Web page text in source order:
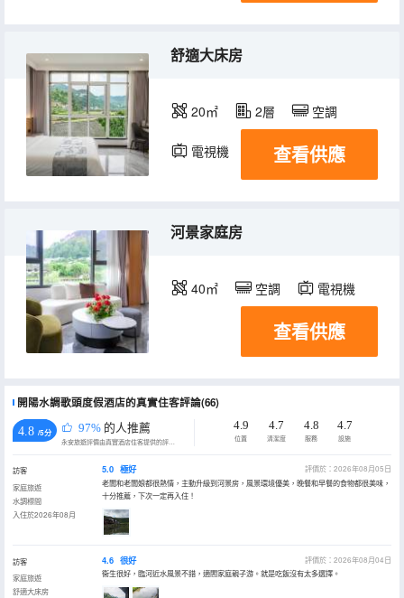
舒適大床房
20㎡ 2層 空調
電視機 查看供應
河景家庭房
40㎡ 空調 電視機
查看供應
開陽水調歌頭度假酒店的真實住客評論(66)
4.8 /5分 97% 的人推薦
永安旅遊評價由真實酒店住客提供的評價。
4.9
位置
4.7
清潔度
4.8
服務
4.7
設施
訪客
家庭旅遊
水調標間
入住於2026年08月
5.0 極好
評價於：2026年08月05日
老闆和老闆娘都很熱情，主動升級到河景房，風景環境優美，晚餐和早餐的食物都很美味，
十分推薦，下次一定再入住！
訪客
家庭旅遊
舒適大床房
4.6 很好
評價於：2026年08月04日
衞生很好，臨河近水風景不錯，適閤家庭親子游。就是吃飯沒有太多選擇。